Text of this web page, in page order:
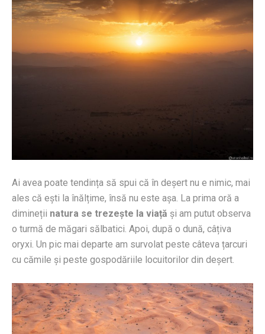
Ai avea poate tendința să spui că în deșert nu e nimic, mai
ales că ești la înălțime, însă nu este așa. La prima oră a
dimineții natura se trezește la viață și am putut observa
o turmă de măgari sălbatici. Apoi, după o dună, câțiva
oryxi. Un pic mai departe am survolat peste câteva țarcuri
cu cămile și peste gospodăriile locuitorilor din deșert.